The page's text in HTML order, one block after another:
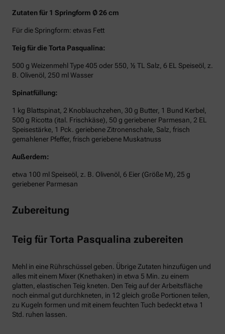
Zutaten für 1 Springform Ø 26 cm
Für die Springform: etwas Fett
Teig für die Torta Pasqualina:
500 g Weizenmehl Type 405 oder 550, ½ TL Salz, 6 EL Speiseöl, z.
B. Olivenöl, 250 ml Wasser
Spinatfüllung:
1 kg Blattspinat, 2 Knoblauchzehen, 30 g Butter, 1 Bund Kerbel,
500 g Ricotta (ital. Frischkäse), 50 g geriebener Parmesan, 2 EL
Speisestärke, 1 Pck. geriebene Zitronenschale, Salz, frisch
gemahlener Pfeffer, frisch geriebene Muskatnuss
Außerdem:
etwa 100 ml Speiseöl, z. B. Olivenöl, 6 Eier (Größe M), 25 g
geriebener Parmesan
Zubereitung
Teig für Torta Pasqualina zubereiten
Mehl in eine Rührschüssel geben. Übrige Zutaten hinzufügen und
alles mit einem Mixer (Knethaken) in etwa 5 Min. zu einem
glatten, elastischen Teig kneten. Den Teig auf der Arbeitsfläche
noch einmal gut durchkneten, in 12 gleich große Portionen teilen,
zu Kugeln formen und mit einem feuchten Tuch bedeckt etwa 1
Std. ruhen lassen.